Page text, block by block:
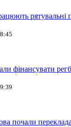
рятувальні
фінансувати
почали